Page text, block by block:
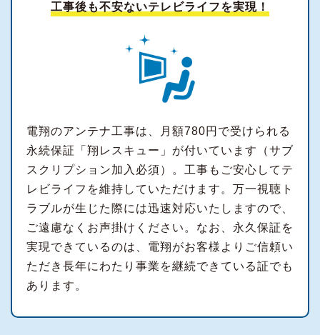
工事後も不安ないテレビライフを実現！
電翔のアンテナ工事は、月額780円で受けられる
永続保証「翔レスキュー」が付いています（サブ
スクリプション加入必須）。工事もご安心してテ
レビライフを維持していただけます。万一視聴ト
ラブルが生じた際には迅速対応いたしますので、
ご遠慮なくお声掛けください。なお、永久保証を
実現できているのは、電翔がお客様よりご信頼い
ただき長年にわたり事業を継続できている証でも
あります。